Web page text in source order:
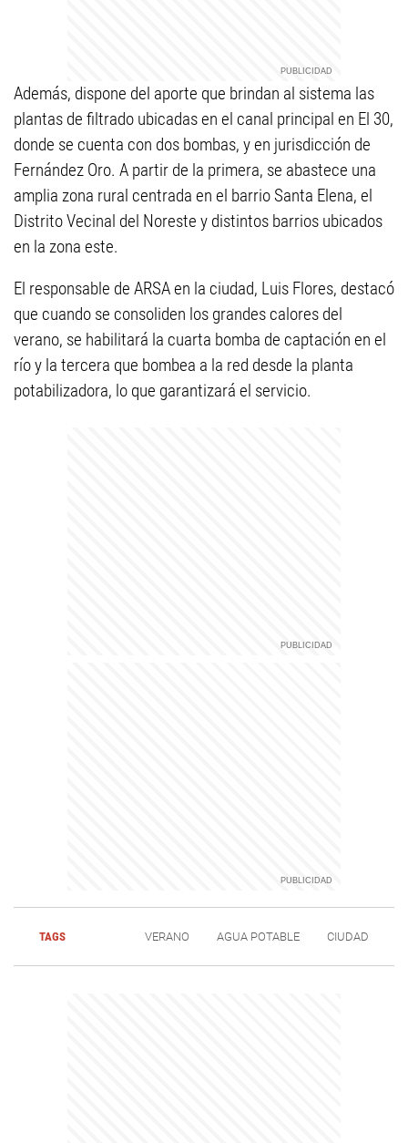
Además, dispone del aporte que brindan al sistema las
plantas de filtrado ubicadas en el canal principal en El 30,
donde se cuenta con dos bombas, y en jurisdicción de
Fernández Oro. A partir de la primera, se abastece una
amplia zona rural centrada en el barrio Santa Elena, el
Distrito Vecinal del Noreste y distintos barrios ubicados
en la zona este.
El responsable de ARSA en la ciudad, Luis Flores, destacó
que cuando se consoliden los grandes calores del
verano, se habilitará la cuarta bomba de captación en el
río y la tercera que bombea a la red desde la planta
potabilizadora, lo que garantizará el servicio.
TAGS VERANO AGUA POTABLE CIUDAD